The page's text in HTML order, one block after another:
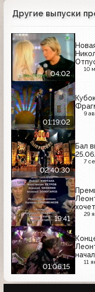
Другие выпуски
04:02
10
01:19:02
9
02:40:30
Бал
7
19:41
29
01:06:15
11